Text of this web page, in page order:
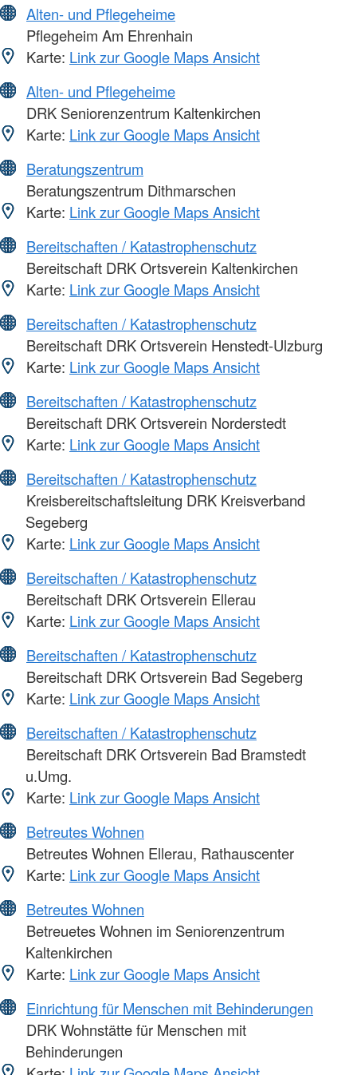
Alten- und Pflegeheime
Pflegeheim Am Ehrenhain
Karte: Link zur Google Maps Ansicht
Alten- und Pflegeheime
DRK Seniorenzentrum Kaltenkirchen
Karte: Link zur Google Maps Ansicht
Beratungszentrum
Beratungszentrum Dithmarschen
Karte: Link zur Google Maps Ansicht
Bereitschaften / Katastrophenschutz
Bereitschaft DRK Ortsverein Kaltenkirchen
Karte: Link zur Google Maps Ansicht
Bereitschaften / Katastrophenschutz
Bereitschaft DRK Ortsverein Henstedt-Ulzburg
Karte: Link zur Google Maps Ansicht
Bereitschaften / Katastrophenschutz
Bereitschaft DRK Ortsverein Norderstedt
Karte: Link zur Google Maps Ansicht
Bereitschaften / Katastrophenschutz
Kreisbereitschaftsleitung DRK Kreisverband
Segeberg
Karte: Link zur Google Maps Ansicht
Bereitschaften / Katastrophenschutz
Bereitschaft DRK Ortsverein Ellerau
Karte: Link zur Google Maps Ansicht
Bereitschaften / Katastrophenschutz
Bereitschaft DRK Ortsverein Bad Segeberg
Karte: Link zur Google Maps Ansicht
Bereitschaften / Katastrophenschutz
Bereitschaft DRK Ortsverein Bad Bramstedt
u.Umg.
Karte: Link zur Google Maps Ansicht
Betreutes Wohnen
Betreutes Wohnen Ellerau, Rathauscenter
Karte: Link zur Google Maps Ansicht
Betreutes Wohnen
Betreuetes Wohnen im Seniorenzentrum
Kaltenkirchen
Karte: Link zur Google Maps Ansicht
Einrichtung für Menschen mit Behinderungen
DRK Wohnstätte für Menschen mit
Behinderungen